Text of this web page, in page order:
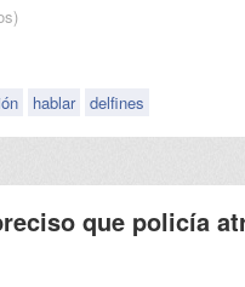
hablar delfines
que policía